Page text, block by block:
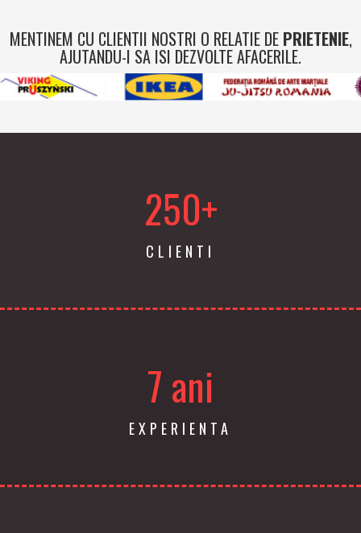
MENTINEM CU CLIENTII NOSTRI O RELATIE DE PRIETENIE,
AJUTANDU-I SA ISI DEZVOLTE AFACERILE.
250+
CLIENTI
7 ani
EXPERIENTA